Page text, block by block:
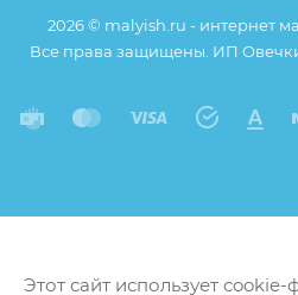
2026 © malyish.ru - интернет
Все права защищены. ИП
Этот сайт использует